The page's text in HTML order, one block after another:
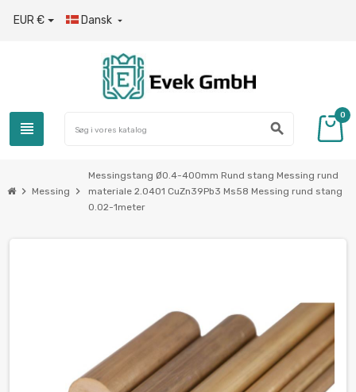
EUR € Dansk 
view_headline search
0
chevron_right Messing chevron_right
Messingstang Ø0.4-400mm Rund stang Messing rund
materiale 2.0401 CuZn39Pb3 Ms58 Messing rund stang
0.02-1meter